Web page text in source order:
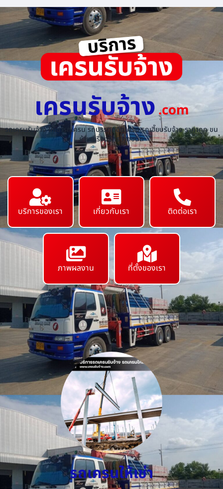
เครนรับจ้าง.com
รถเครนรับจ้าง ให้เช่ารถเครน รถบรรทุกติดเครน รถเฮี๊ยบรับจ้าง ราคาถูก ขน
ย้ายเครื่องจักร ทุกชนิด
บริการของเรา เกี่ยวกับเรา ติดต่อเรา
ภาพผลงาน ที่ตั้งของเรา
รถเครนให้เช่า